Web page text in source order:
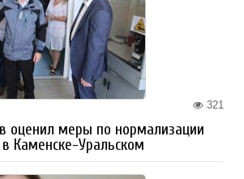
321
оценил меры по нормализации
Каменске-Уральском